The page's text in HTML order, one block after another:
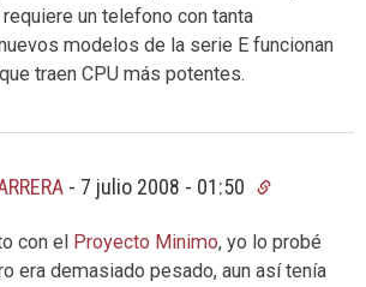
un telefono con tanta
modelos de la serie E funcionan
traen CPU más potentes.
- 7 julio 2008 - 01:50
con el Proyecto Minimo, yo lo probé
era demasiado pesado, aun así tenía